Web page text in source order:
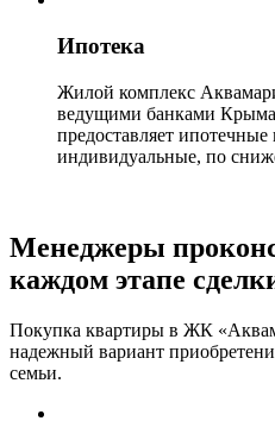
Ипотека
Жилой комплекс
ведущими банками
предоставляет
индивидуальные, по
Менеджеры
каждом этапе
Покупка квартиры в ЖК
надежный вариант
семьи.